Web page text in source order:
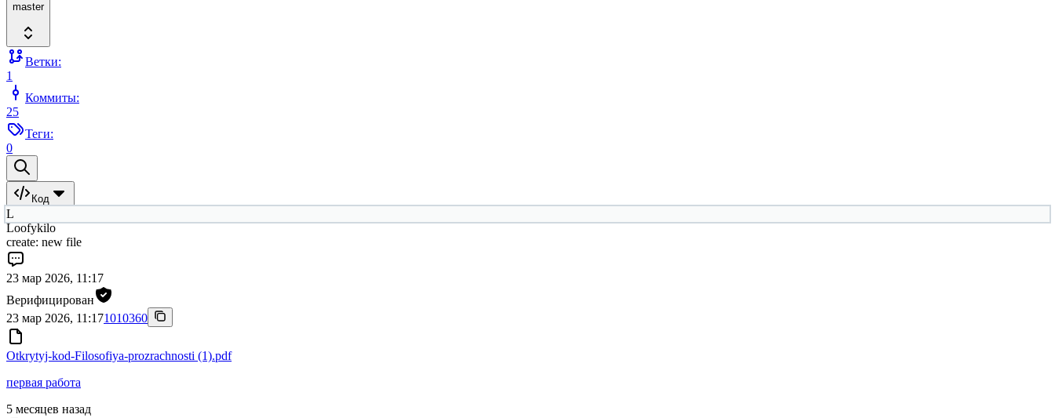
master
Ветки:
1
Коммиты:
25
Теги:
0
Код
L
Loofykilo
create: new file
23 мар 2026, 11:17
Верифицирован
23 мар 2026, 11:171010360
Otkrytyj-kod-Filosofiya-prozrachnosti (1).pdf
первая работа
5 месяцев назад